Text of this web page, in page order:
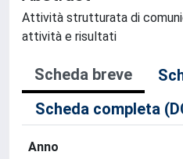
Attività strutturata di
attività e risultati
Scheda breve
Scheda completa
Anno